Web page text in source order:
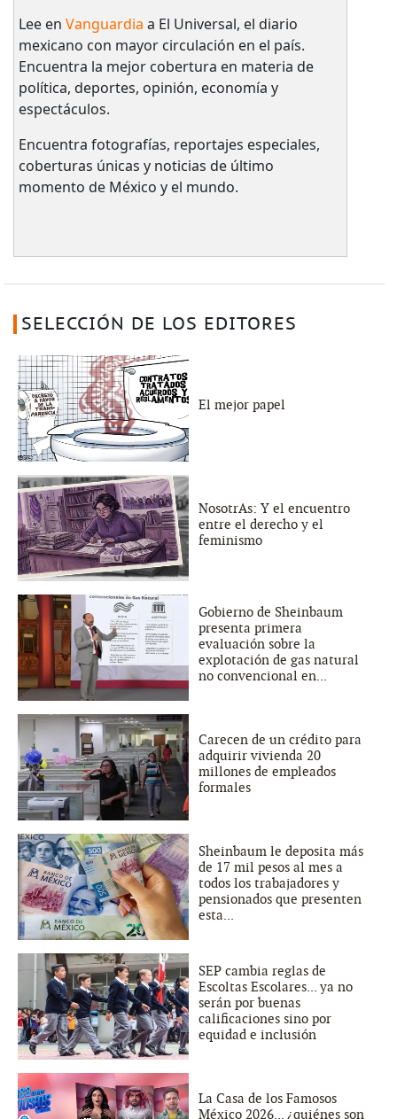
Lee en Vanguardia a El Universal, el diario
mexicano con mayor circulación en el país.​
Encuentra la mejor cobertura en materia de
política, deportes, opinión, economía y
espectáculos.
Encuentra fotografías, reportajes especiales,
coberturas únicas y noticias de último
momento de México y el mundo.
SELECCIÓN DE LOS EDITORES
El mejor papel
NosotrAs: Y el encuentro
entre el derecho y el
feminismo
Gobierno de Sheinbaum
presenta primera
evaluación sobre la
explotación de gas natural
no convencional en...
Carecen de un crédito para
adquirir vivienda 20
millones de empleados
formales
Sheinbaum le deposita más
de 17 mil pesos al mes a
todos los trabajadores y
pensionados que presenten
esta...
SEP cambia reglas de
Escoltas Escolares... ya no
serán por buenas
calificaciones sino por
equidad e inclusión
La Casa de los Famosos
México 2026... ¿quiénes son